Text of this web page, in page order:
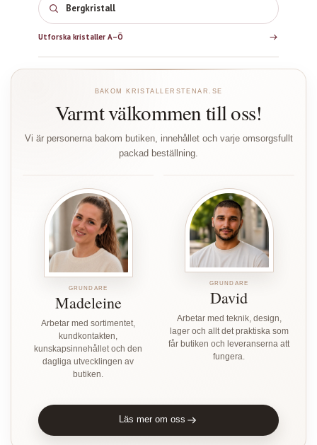
Bergkristall
Utforska kristaller A–Ö
BAKOM KRISTALLERSTENAR.SE
Varmt välkommen till oss!
Vi är personerna bakom butiken, innehållet och varje omsorgsfullt
packad beställning.
GRUNDARE
Madeleine
Arbetar med sortimentet,
kundkontakten,
kunskapsinnehållet och den
dagliga utvecklingen av
butiken.
GRUNDARE
David
Arbetar med teknik, design,
lager och allt det praktiska som
får butiken och leveranserna att
fungera.
Läs mer om oss